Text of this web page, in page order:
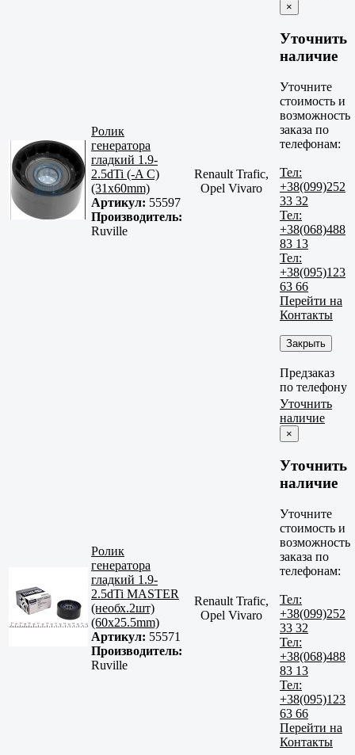
Ролик
генератора
гладкий 1.9-
2.5dTi (-A C)
(31x60mm)
Артикул: 55597
Производитель:
Ruville
Renault Trafic,
Opel Vivaro
×
Уточнить
наличие
Уточните
стоимость и
возможность
заказа по
телефонам:
Тел:
+38(099)252
33 32
Тел:
+38(068)488
83 13
Тел:
+38(095)123
63 66
Перейти на
Контакты
Закрыть
Предзаказ
по телефону
Ролик
генератора
гладкий 1.9-
2.5dTi MASTER
(необх.2шт)
(60x25.5mm)
Артикул: 55571
Производитель:
Ruville
Renault Trafic,
Opel Vivaro
Уточнить
наличие
×
Уточнить
наличие
Уточните
стоимость и
возможность
заказа по
телефонам:
Тел:
+38(099)252
33 32
Тел:
+38(068)488
83 13
Тел:
+38(095)123
63 66
Перейти на
Контакты